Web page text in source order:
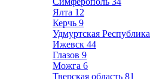
Ялта 12
Керчь 9
Удмуртская Республика
Ижевск 44
Глазов 9
Можга 6
Тверская область 81